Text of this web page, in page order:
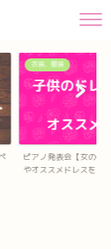
衣装、服装
ピアノ発表会【女の子
やオススメドレスを...